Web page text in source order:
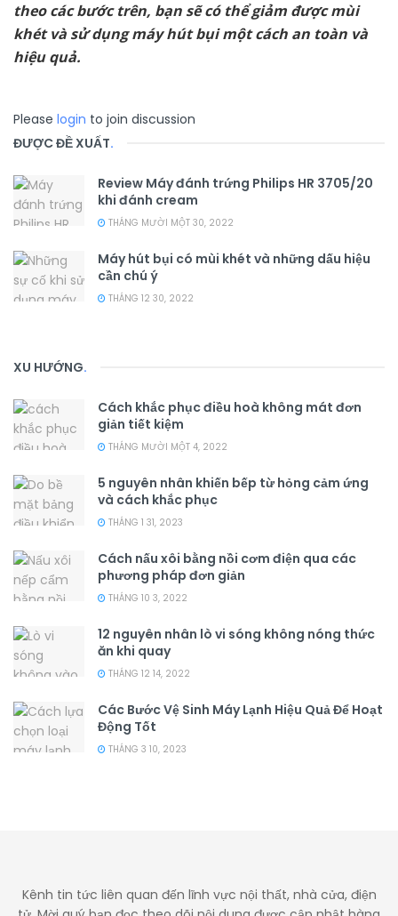
theo các bước trên, bạn sẽ có thể giảm được mùi
khét và sử dụng máy hút bụi một cách an toàn và
hiệu quả.
Please login to join discussion
ĐƯỢC ĐỀ XUẤT.
Review Máy đánh trứng Philips HR 3705/20
khi đánh cream
THÁNG MƯỜI MỘT 30, 2022
Máy hút bụi có mùi khét và những dấu hiệu
cần chú ý
THÁNG 12 30, 2022
XU HƯỚNG.
Cách khắc phục điều hoà không mát đơn
giản tiết kiệm
THÁNG MƯỜI MỘT 4, 2022
5 nguyên nhân khiến bếp từ hỏng cảm ứng
và cách khắc phục
THÁNG 1 31, 2023
Cách nấu xôi bằng nồi cơm điện qua các
phương pháp đơn giản
THÁNG 10 3, 2022
12 nguyên nhân lò vi sóng không nóng thức
ăn khi quay
THÁNG 12 14, 2022
Các Bước Vệ Sinh Máy Lạnh Hiệu Quả Để Hoạt
Động Tốt
THÁNG 3 10, 2023
Kênh tin tức liên quan đến lĩnh vực nội thất, nhà cửa, điện